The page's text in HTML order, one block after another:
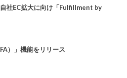
社EC拡大に向け「Fulfillment by
）」機能をリリース